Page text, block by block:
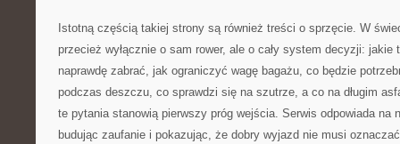
Istotną częścią takiej strony są również treści o sprzęcie. W
przecież wyłącznie o sam rower, ale o cały system decyzji:
naprawdę zabrać, jak ograniczyć wagę bagażu, co będzie
podczas deszczu, co sprawdzi się na szutrze, a co na długim
te pytania stanowią pierwszy próg wejścia. Serwis odpowiada na
budując zaufanie i pokazując, że dobry wyjazd nie musi